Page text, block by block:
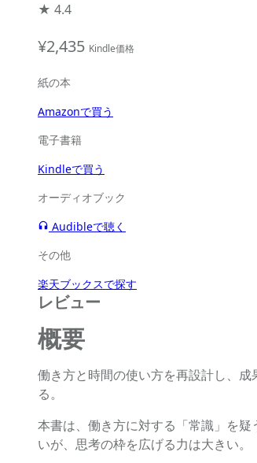
★ 4.4
¥2,435 Kindle価格
紙の本
Amazonで買う
電子書籍
Kindleで買う
オーディオブック
Audibleで聴く
その他
楽天ブックスで探す
レビュー
概要
働き方と時間の使い方を再設計し、
る。
本書は、働き方に対する「常識」を
いが、思考の枠を広げる力は大きい。